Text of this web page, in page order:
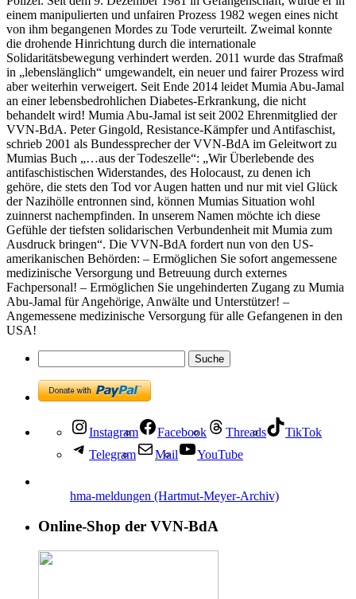
einem manipulierten und unfairen Prozess 1982 wegen eines nicht
von ihm begangenen Mordes zu Tode verurteilt. Zweimal konnte
die drohende Hinrichtung durch die internationale
Solidaritätsbewegung verhindert werden. 2011 wurde das Strafmaß
in „lebenslänglich“ umgewandelt, ein neuer und fairer Prozess wird
aber weiterhin verweigert. Seit Ende 2014 leidet Mumia Abu-Jamal
an einer lebensbedrohlichen Diabetes-Erkrankung, die nicht
behandelt wird! Mumia Abu-Jamal ist seit 2002 Ehrenmitglied der
VVN-BdA. Peter Gingold, Resistance-Kämpfer und Antifaschist,
schrieb 2001 als Bundessprecher der VVN-BdA im Geleitwort zu
Mumias Buch „…aus der Todeszelle“: „Wir Überlebende des
antifaschistischen Widerstandes, des Holocaust, zu denen ich
gehöre, die stets den Tod vor Augen hatten und nur mit viel Glück
der Nazihölle entronnen sind, können Mumias Situation wohl
zuinnerst nachempfinden. In unserem Namen möchte ich diese
Gefühle der tiefsten solidarischen Verbundenheit mit Mumia zum
Ausdruck bringen“. Die VVN-BdA fordert nun von den US-
amerikanischen Behörden: – Ermöglichen Sie sofort angemessene
medizinische Versorgung und Betreuung durch externes
Fachpersonal! – Ermöglichen Sie ungehinderten Zugang zu Mumia
Abu-Jamal für Angehörige, Anwälte und Unterstützer! –
Angemessene medizinische Versorgung für alle Gefangenen in den
USA!
Instagram Facebook Threads
TikTok
Telegram
Mail YouTube
hma-meldungen (Hartmut-Meyer-Archiv)
Online-Shop der VVN-BdA